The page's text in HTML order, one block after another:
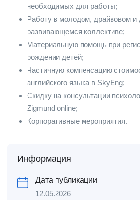
необходимых для работы;
Работу в молодом, драйвовом и
развивающемся коллективе;
Материальную помощь при
рождении детей;
Частичную компенсацию
английского языка в SkyEng;
Скидку на консультации
Zigmund.online;
Корпоративные мероприятия.
Информация
Дата публикации
12.05.2026